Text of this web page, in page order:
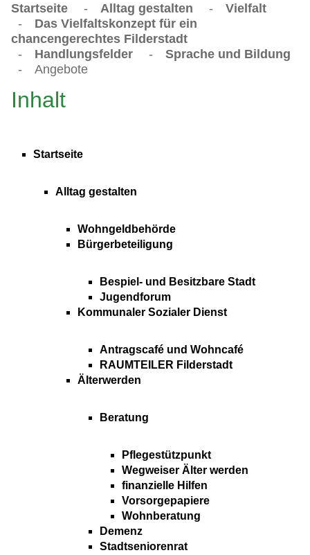
Startseite - Alltag gestalten -
Vielfalt
-
Das Vielfaltskonzept für ein
chancengerechtes Filderstadt
-
Handlungsfelder -
Sprache und Bildung
-
Angebote
Inhalt
Startseite
Alltag gestalten
Wohngeldbehörde
Bürgerbeteiligung
Bespiel- und Besitzbare Stadt
Jugendforum
Kommunaler Sozialer Dienst
Antragscafé und Wohncafé
RAUMTEILER Filderstadt
Älterwerden
Beratung
Pflegestützpunkt
Wegweiser Älter werden
finanzielle Hilfen
Vorsorgepapiere
Wohnberatung
Demenz
Stadtseniorenrat